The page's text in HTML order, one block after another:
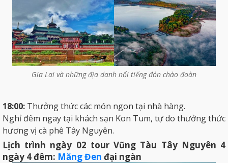
Gia Lai và những địa danh nổi tiếng đón chào đoàn
18:00: Thưởng thức các món ngon tại nhà hàng.
Nghỉ đêm ngay tại khách sạn Kon Tum, tự do thưởng thức
hương vị cà phê Tây Nguyên.
Lịch trình ngày 02 tour Vũng Tàu Tây Nguyên 4
ngày 4 đêm: Măng Đen đại ngàn